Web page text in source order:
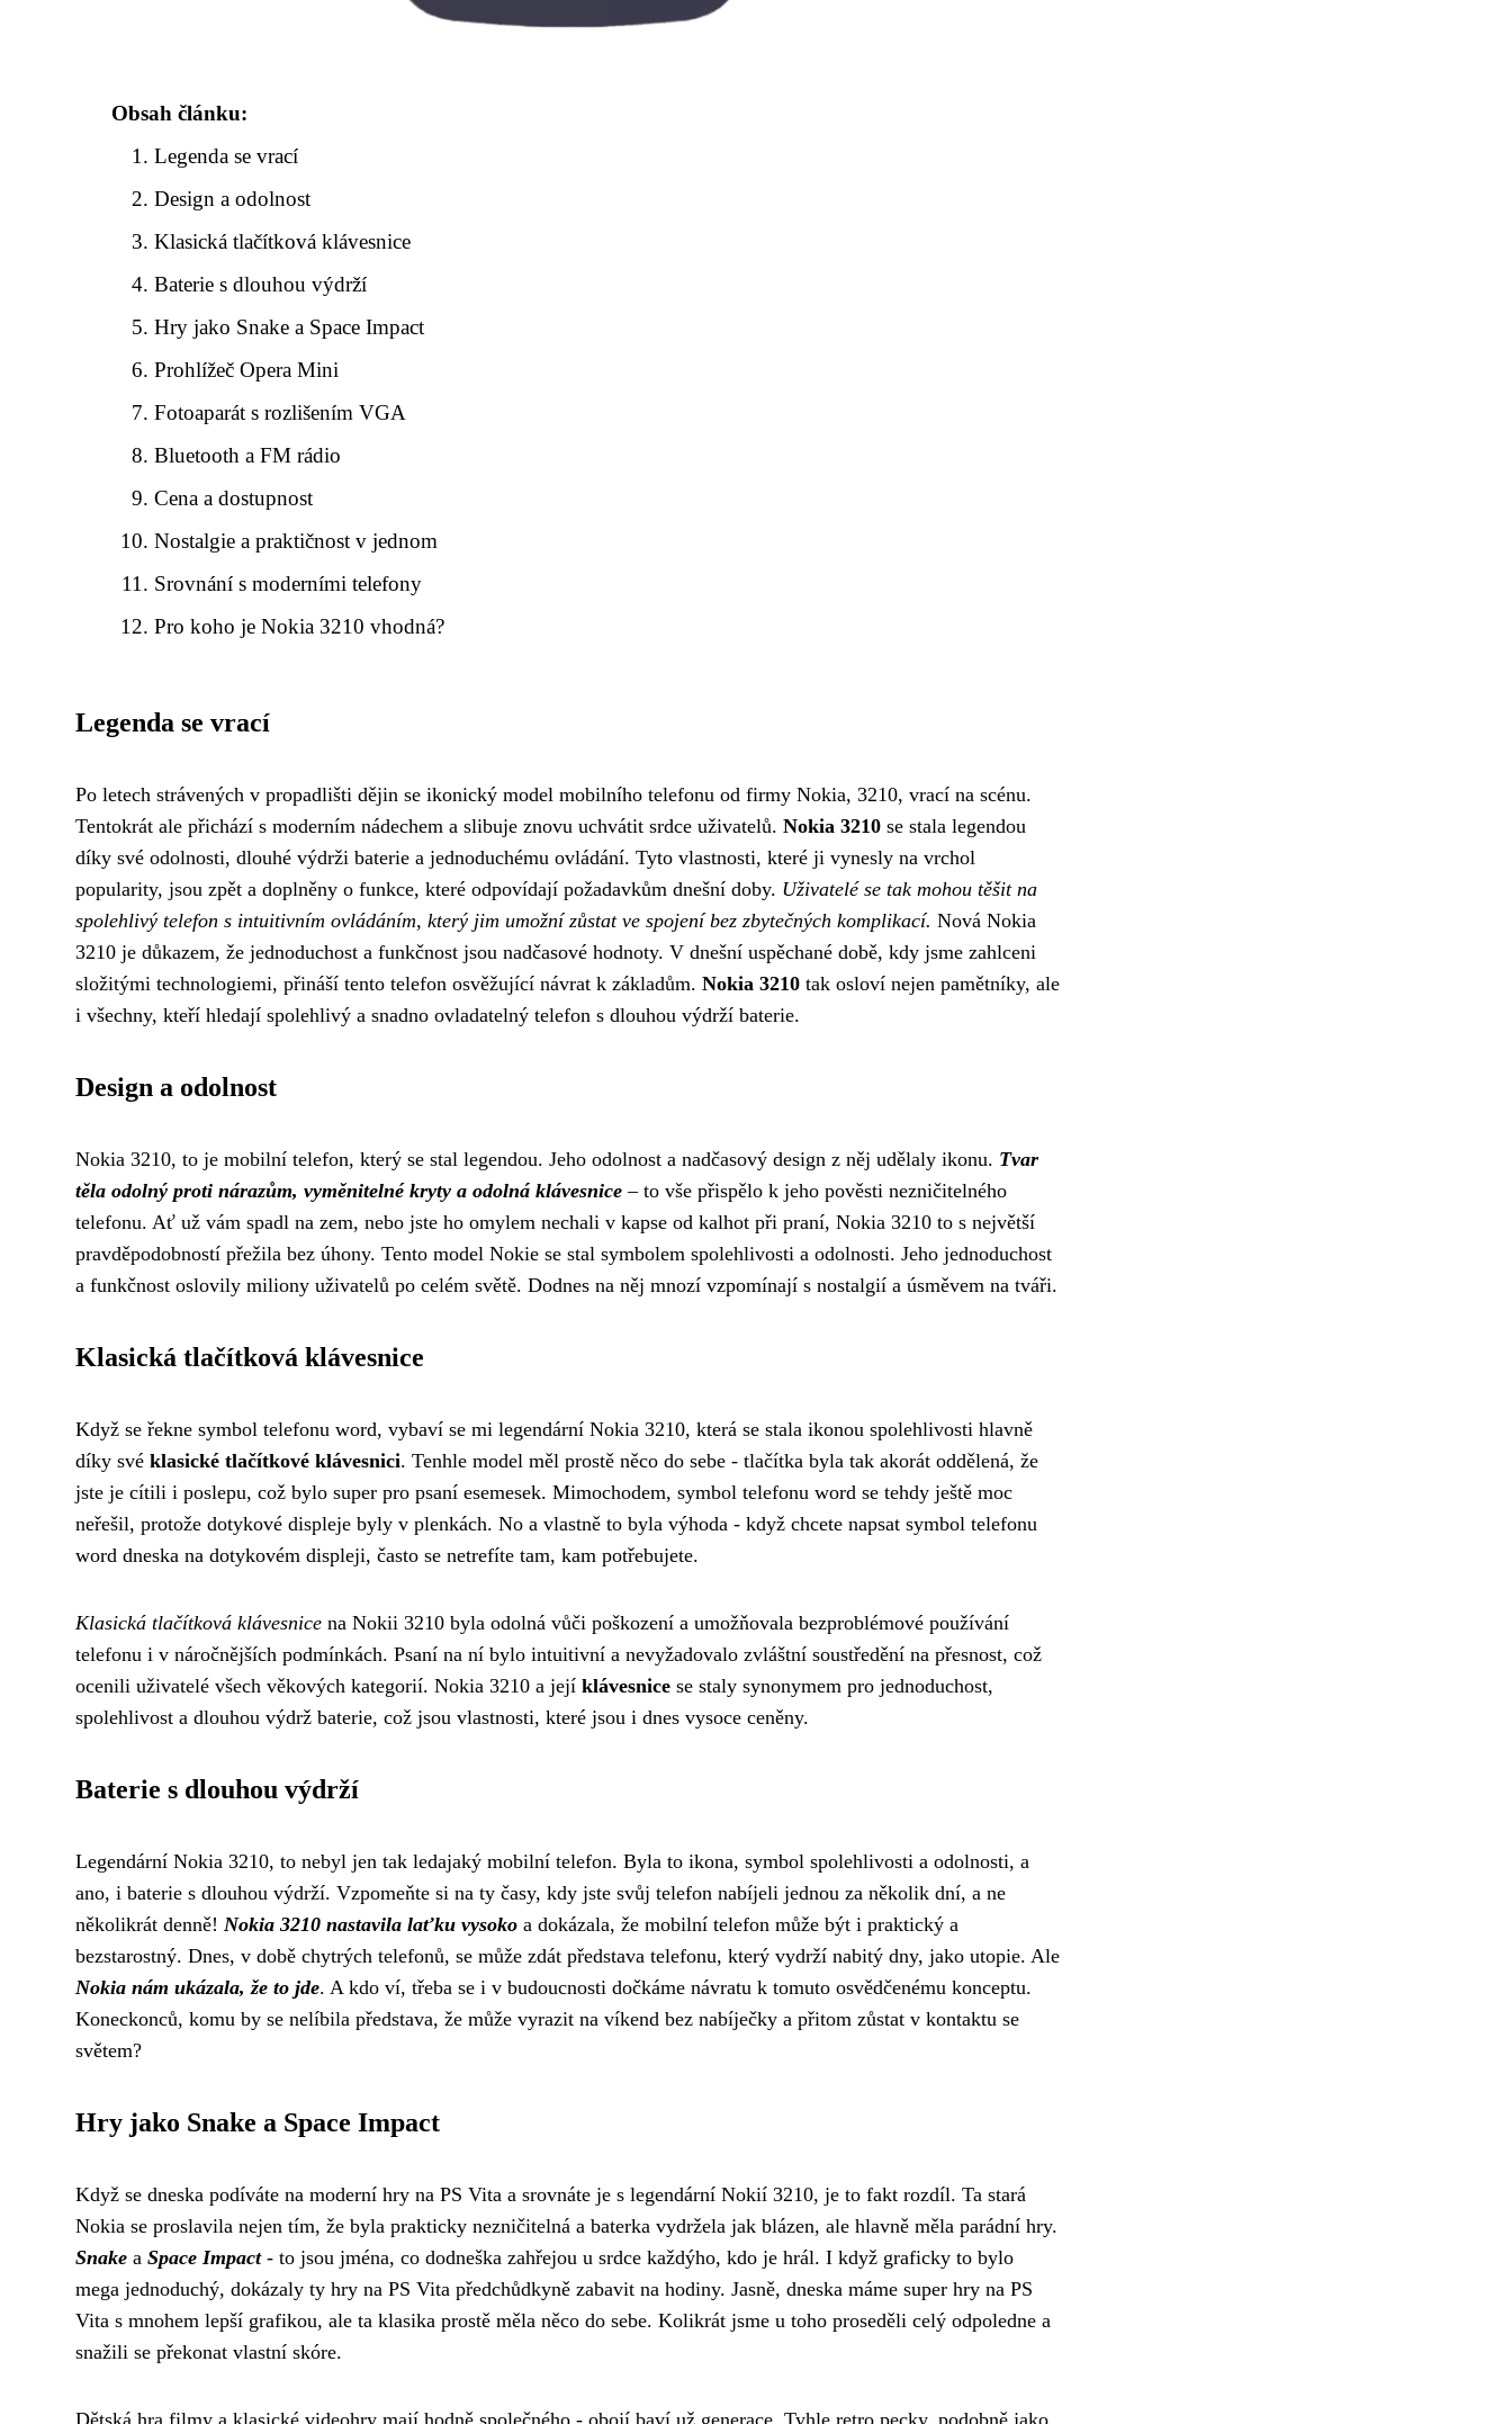
Obsah článku:
Legenda se vrací
Design a odolnost
Klasická tlačítková klávesnice
Baterie s dlouhou výdrží
Hry jako Snake a Space Impact
Prohlížeč Opera Mini
Fotoaparát s rozlišením VGA
Bluetooth a FM rádio
Cena a dostupnost
Nostalgie a praktičnost v jednom
Srovnání s moderními telefony
Pro koho je Nokia 3210 vhodná?
Legenda se vrací
Po letech strávených v propadlišti dějin se ikonický model mobilního telefonu od firmy Nokia, 3210, vrací na scénu.
Tentokrát ale přichází s moderním nádechem a slibuje znovu uchvátit srdce uživatelů. Nokia 3210 se stala legendou
díky své odolnosti, dlouhé výdrži baterie a jednoduchému ovládání. Tyto vlastnosti, které ji vynesly na vrchol
popularity, jsou zpět a doplněny o funkce, které odpovídají požadavkům dnešní doby. Uživatelé se tak mohou těšit na
spolehlivý telefon s intuitivním ovládáním, který jim umožní zůstat ve spojení bez zbytečných komplikací. Nová Nokia
3210 je důkazem, že jednoduchost a funkčnost jsou nadčasové hodnoty. V dnešní uspěchané době, kdy jsme zahlceni
složitými technologiemi, přináší tento telefon osvěžující návrat k základům. Nokia 3210 tak osloví nejen pamětníky, ale
i všechny, kteří hledají spolehlivý a snadno ovladatelný telefon s dlouhou výdrží baterie.
Design a odolnost
Nokia 3210, to je mobilní telefon, který se stal legendou. Jeho odolnost a nadčasový design z něj udělaly ikonu. Tvar
těla odolný proti nárazům, vyměnitelné kryty a odolná klávesnice – to vše přispělo k jeho pověsti nezničitelného
telefonu. Ať už vám spadl na zem, nebo jste ho omylem nechali v kapse od kalhot při praní, Nokia 3210 to s největší
pravděpodobností přežila bez úhony. Tento model Nokie se stal symbolem spolehlivosti a odolnosti. Jeho jednoduchost
a funkčnost oslovily miliony uživatelů po celém světě. Dodnes na něj mnozí vzpomínají s nostalgií a úsměvem na tváři.
Klasická tlačítková klávesnice
Když se řekne symbol telefonu word, vybaví se mi legendární Nokia 3210, která se stala ikonou spolehlivosti hlavně
díky své klasické tlačítkové klávesnici. Tenhle model měl prostě něco do sebe - tlačítka byla tak akorát oddělená, že
jste je cítili i poslepu, což bylo super pro psaní esemesek. Mimochodem, symbol telefonu word se tehdy ještě moc
neřešil, protože dotykové displeje byly v plenkách. No a vlastně to byla výhoda - když chcete napsat symbol telefonu
word dneska na dotykovém displeji, často se netrefíte tam, kam potřebujete.
Klasická tlačítková klávesnice na Nokii 3210 byla odolná vůči poškození a umožňovala bezproblémové používání
telefonu i v náročnějších podmínkách. Psaní na ní bylo intuitivní a nevyžadovalo zvláštní soustředění na přesnost, což
ocenili uživatelé všech věkových kategorií. Nokia 3210 a její klávesnice se staly synonymem pro jednoduchost,
spolehlivost a dlouhou výdrž baterie, což jsou vlastnosti, které jsou i dnes vysoce ceněny.
Baterie s dlouhou výdrží
Legendární Nokia 3210, to nebyl jen tak ledajaký mobilní telefon. Byla to ikona, symbol spolehlivosti a odolnosti, a
ano, i baterie s dlouhou výdrží. Vzpomeňte si na ty časy, kdy jste svůj telefon nabíjeli jednou za několik dní, a ne
několikrát denně! Nokia 3210 nastavila laťku vysoko a dokázala, že mobilní telefon může být i praktický a
bezstarostný. Dnes, v době chytrých telefonů, se může zdát představa telefonu, který vydrží nabitý dny, jako utopie. Ale
Nokia nám ukázala, že to jde. A kdo ví, třeba se i v budoucnosti dočkáme návratu k tomuto osvědčenému konceptu.
Koneckonců, komu by se nelíbila představa, že může vyrazit na víkend bez nabíječky a přitom zůstat v kontaktu se
světem?
Hry jako Snake a Space Impact
Když se dneska podíváte na moderní hry na PS Vita a srovnáte je s legendární Nokií 3210, je to fakt rozdíl. Ta stará
Nokia se proslavila nejen tím, že byla prakticky nezničitelná a baterka vydržela jak blázen, ale hlavně měla parádní hry.
Snake a Space Impact- to jsou jména, co dodneška zahřejou u srdce každýho, kdo je hrál. I když graficky to bylo
mega jednoduchý, dokázaly ty hry na PS Vita předchůdkyně zabavit na hodiny. Jasně, dneska máme super hry na PS
Vita s mnohem lepší grafikou, ale ta klasika prostě měla něco do sebe. Kolikrát jsme u toho proseděli celý odpoledne a
snažili se překonat vlastní skóre.
Dětská hra filmy a klasické videohry mají hodně společného - obojí baví už generace. Tyhle retro pecky, podobně jako